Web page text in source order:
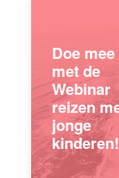
Doe mee
met de
Webinar
reizen
jonge
kinderen!